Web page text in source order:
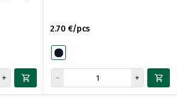
2.70 €/pcs